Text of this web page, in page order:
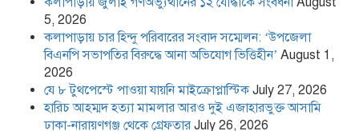
হারিচ আহম্মদ হত্যা মামলার আরও দুই
এজাহারভুক্ত আসামি ঢাকা-নারায়ণগঞ্জ থেকে
গ্রেফতার
5, 2026
কলাপাড়ায় চার হিন্দু পরিবারের সংবাদ সম্মেলন: ‘উপজেলা
বিএনপি সভাপতির বিরুদ্ধে আনা অভিযোগ ভিত্তিহীন’ August 1,
2026
যে ৮ টুথপেস্টে পাওয়া যায়নি মাইক্রোপ্লাস্টিক July 27, 2026
হারিচ আহম্মদ হত্যা মামলার আরও দুই এজাহারভুক্ত আসামি
ঢাকা-নারায়ণগঞ্জ থেকে গ্রেফতার July 26, 2026